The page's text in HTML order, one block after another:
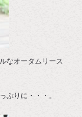
なオータムリース
ぷりに・・・。